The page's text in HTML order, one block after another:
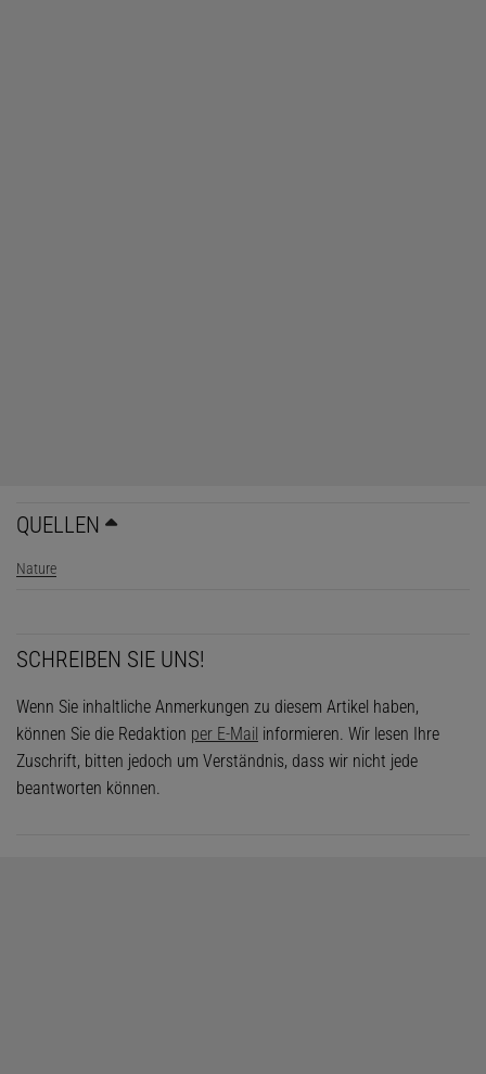
QUELLEN
Nature
SCHREIBEN SIE UNS!
Wenn Sie inhaltliche Anmerkungen zu diesem Artikel haben,
können Sie die Redaktion per E-Mail informieren. Wir lesen Ihre
Zuschrift, bitten jedoch um Verständnis, dass wir nicht jede
beantworten können.